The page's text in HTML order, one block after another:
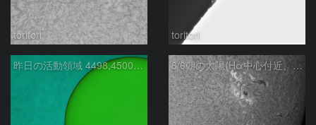
toritori toritori
昨日の活動領域 4498,4500：2026/08/05 8/6朝の太陽(Hα中心付近、4498、4502付近)